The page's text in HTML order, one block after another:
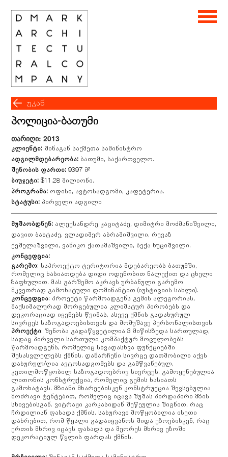
უკან
პოლიცია-ბათუმი
თარიღი: 2013
კლიენტი: შინაგან საქმეთა სამინისტრო
ადგილმდებარეობა: ბათუმი, საქართველო.
შენობის ფართი: 9397 მ²
ბიუჯეტი: $11.28 მილიონი.
პროგრამა: ოფისი, ავტოსადგომი, კაფეტერია.
სტატუსი: პირველი ადგილი
მუშაობდნენ: ალექსანდრე კაციტაძე, დიმიტრი მოძმანიშვილი,
დავით ბახტაძე, ვლადიმერ აბრამიშვილი, რევაზ
ქეშელაშვილი, ვანიკო ქათამაშვილი, ბექა ხუციშვილი.
კონცეფცია:
გარემო: საპროექტო ტერიტორია მდებარეობს ბათუმში,
რომელიც ხასიათდება დიდი ოდენობით ნალექით და ცხელი
ზაფხულით. მას გარშემო აკრავს ურბანული გარემო
მკვეთრად გამოხატული დომინანტით (იუსტიციის სახლი).
კონცეფცია: პროექტი წარმოადგენს გემის ალეგორიას,
მაქსიმალურად მორგებულია კლიმატურ პირობებს და
დეკორაციად იყენებს წვიმას, ასევე ქმნის გადახურულ
სივრცეს საზოგადოებისთვის და მომუშავე პერსონალისთვის.
პროექტი: შენობა გადაწყვეტილია 3 მიწისზედა სართულად,
სადაც პირველი სართული კომპაქტურ მოცულობებს
წარმოადგენს, რომელიც სხვადასხვა ფუნქციებში
შესასვლელებს ქმნის. დანარჩენი სივრცე დათმობილი აქვს
დახურულ/ღია ავტოსადგომებს და გამწვანებულ,
კეთილმოწყობილ საზოგადოებრივ სივრცეს. გამოყენებულია
ლითონის კონსტრუქცია, რომელიც გემის ხასიათს
გამოხატავს. მზიანი მხარეებისკენ კონსტრუქცია შევსებულია
მოძრავი ტენტებით, რომელიც იცავს შუშას პირდაპირი მზის
სხივებისგან. ვიტრაჟი კარკასიდან შეწეულია შიგნით, რაც
ჩრდილიან ფასადს ქმნის. სახურავი მოწყობილია ისეთი
დახრებით, რომ წყალი გადაიყვანოს შიდა ეზოებისკენ, რაც
ერთის მხრივ იცავს ფასადს და მეორეს მხრივ ეზოში
დეკორატიულ წყლის ფარდას ქმნის.